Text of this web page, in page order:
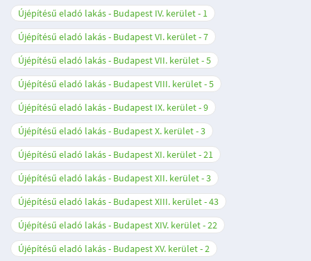
Újépítésű eladó lakás - Budapest IV. kerület
1
Újépítésű eladó lakás - Budapest VI. kerület 7
Újépítésű eladó lakás - Budapest VII. kerület 5
Újépítésű eladó lakás - Budapest VIII. kerület 5
Újépítésű eladó lakás - Budapest IX. kerület 9
Újépítésű eladó lakás - Budapest X. kerület 3
Újépítésű eladó lakás - Budapest XI. kerület 21
Újépítésű eladó lakás - Budapest XII. kerület 3
Újépítésű eladó lakás - Budapest XIII. kerület 43
Újépítésű eladó lakás - Budapest XIV. kerület 22
Újépítésű eladó lakás - Budapest XV. kerület 2